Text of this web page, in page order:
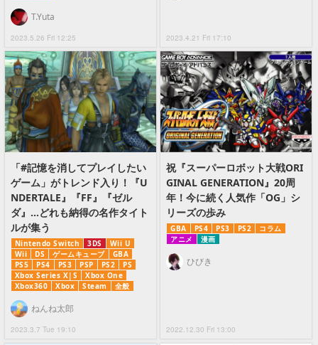
2023.5.26 Fri 12:25
T.Yuta
2023.4.21 Fri 17:10
「#記憶を消してプレイしたい
ゲーム」がトレンド入り！『U
NDERTALE』『FF』『ゼル
ダ』…どれも納得の名作タイト
ルが集う
Nintendo Switch 3DS
Wii U
Wii
DS ゲームキューブ
GBA
PS5
PS4 PS3 PSP PS2
PS
Xbox Series X|S
Xbox One
Xbox360
Xbox Steam 全般
2023.3.7 Tue 19:10
ねんね太郎
祝『スーパーロボット大戦ORI
GINAL GENERATION』20周
年！今に続く人気作「OG」シ
リーズの歩み
GBA PS4 PS3 PS2
コラム
アニメ
漫画
2022.12.30 Fri 13:00
ひびき